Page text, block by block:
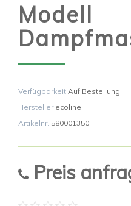
Modell
Verfügbarkeit Auf Bestellung
Hersteller ecoline
Artikelnr. 580001350
Preis